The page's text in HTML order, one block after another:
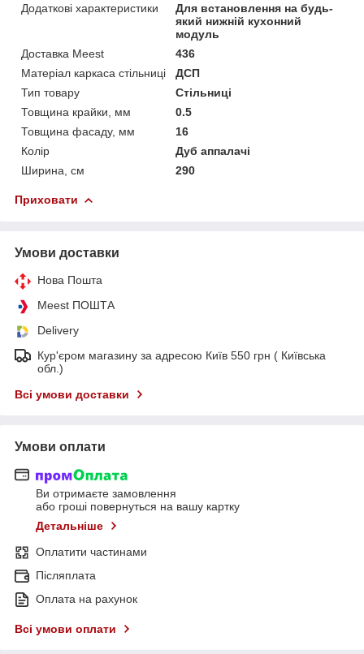
Додаткові характеристики
Для встановлення на будь-
який нижній кухонний
модуль
Доставка Meest
436
Матеріал каркаса стільниці
ДСП
Тип товару
Стільниці
Товщина крайки, мм
0.5
Товщина фасаду, мм
16
Колір
Дуб аппалачі
Ширина, см
290
Приховати
Умови доставки
Нова Пошта
Meest ПОШТА
Delivery
Кур'єром магазину за адресою Київ 550 грн ( Київська
обл.)
Всі умови доставки
Умови оплати
Ви отримаєте замовлення
або гроші повернуться на вашу картку
Детальніше
Оплатити частинами
Післяплата
Оплата на рахунок
Всі умови оплати